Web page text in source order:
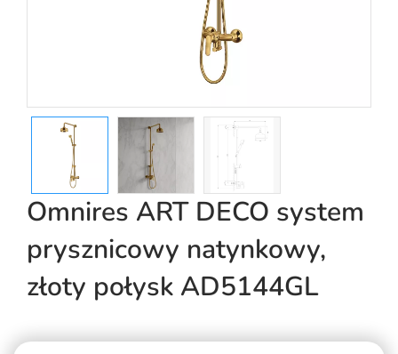
Omnires ART DECO system
prysznicowy natynkowy,
złoty połysk AD5144GL